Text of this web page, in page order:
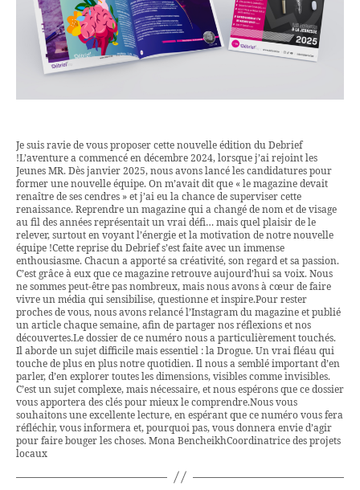
Je suis ravie de vous proposer cette nouvelle édition du Debrief
!L’aventure a commencé en décembre 2024, lorsque j’ai rejoint les
Jeunes MR. Dès janvier 2025, nous avons lancé les candidatures pour
former une nouvelle équipe. On m’avait dit que « le magazine devait
renaître de ses cendres » et j’ai eu la chance de superviser cette
renaissance. Reprendre un magazine qui a changé de nom et de visage
au fil des années représentait un vrai défi… mais quel plaisir de le
relever, surtout en voyant l’énergie et la motivation de notre nouvelle
équipe !Cette reprise du Debrief s’est faite avec un immense
enthousiasme. Chacun a apporté sa créativité, son regard et sa passion.
C’est grâce à eux que ce magazine retrouve aujourd’hui sa voix. Nous
ne sommes peut-être pas nombreux, mais nous avons à cœur de faire
vivre un média qui sensibilise, questionne et inspire.Pour rester
proches de vous, nous avons relancé l’Instagram du magazine et publié
un article chaque semaine, afin de partager nos réflexions et nos
découvertes.Le dossier de ce numéro nous a particulièrement touchés.
Il aborde un sujet difficile mais essentiel : la Drogue. Un vrai fléau qui
touche de plus en plus notre quotidien. Il nous a semblé important d’en
parler, d’en explorer toutes les dimensions, visibles comme invisibles.
C’est un sujet complexe, mais nécessaire, et nous espérons que ce dossier
vous apportera des clés pour mieux le comprendre.Nous vous
souhaitons une excellente lecture, en espérant que ce numéro vous fera
réfléchir, vous informera et, pourquoi pas, vous donnera envie d’agir
pour faire bouger les choses. Mona BencheikhCoordinatrice des projets
locaux